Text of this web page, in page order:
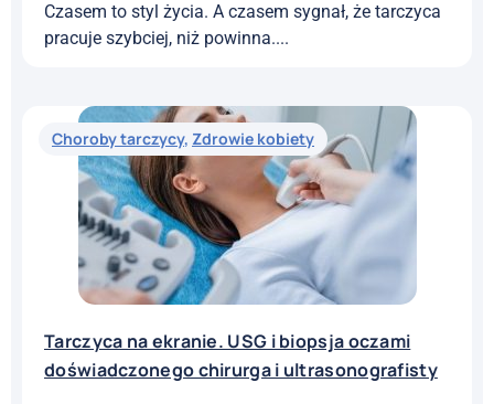
Czasem to styl życia. A czasem sygnał, że tarczyca
pracuje szybciej, niż powinna....
Choroby tarczycy, Zdrowie kobiety
Tarczyca na ekranie. USG i biopsja oczami
doświadczonego chirurga i ultrasonografisty